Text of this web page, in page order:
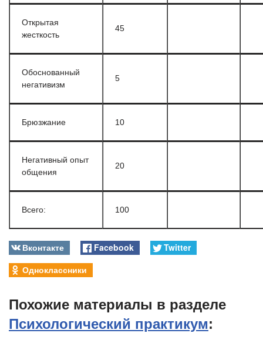
Открытая
жесткость
45
Обоснованный
негативизм
5
Брюзжание 10
Негативный опыт
общения
20
Всего: 100
Вконтакте Facebook
Twitter
Одноклассники
Похожие материалы в разделе
Психологический практикум: